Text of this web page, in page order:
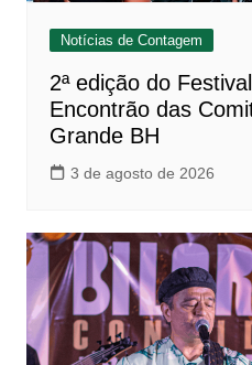
Notícias de Contagem
2ª edição do
Encontrão das
Grande BH
3 de agosto de 2026